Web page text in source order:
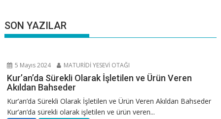
SON YAZILAR
5 Mayıs 2024 MATURİDİ YESEVİ OTAĞI
Kur’an’da Sürekli Olarak İşletilen ve Ürün Veren
Akıldan Bahseder
Kur’an’da Sürekli Olarak İşletilen ve Ürün Veren Akıldan Bahseder
Kur’an’da sürekli olarak işletilen ve ürün veren...